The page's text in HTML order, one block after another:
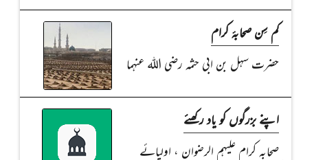
کم سِن صحابۂ کرام
حضرت سہل بن ابی حثمہ رضی اللہ عنہما
اپنے بزرگوں کو یاد رکھئے
صحابہ کرام علیہم الرضوان ، اولیائے